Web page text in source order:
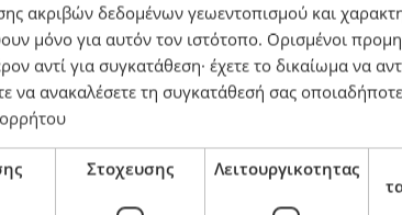
ακριβών δεδομένων γεωεντοπισμού και
μόνο για αυτόν τον ιστότοπο. Ορισμένοι
αντί για συγκατάθεση· έχετε το δικαίωμα να
να ανακαλέσετε τη συγκατάθεσή σας οποιαδήποτε
Στοχευσης Λειτουργικοτητας